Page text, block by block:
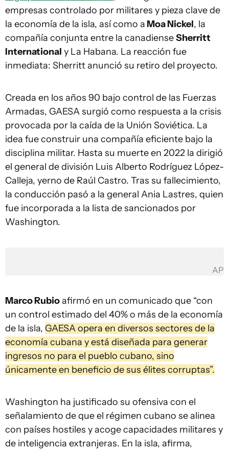
empresas controlado por militares y pieza clave de
la economía de la isla, así como a Moa Nickel, la
compañía conjunta entre la canadienseSherritt
International y La Habana. La reacción fue
inmediata: Sherritt anunció su retiro del proyecto.
Creada en los años 90 bajo control de las Fuerzas
Armadas, GAESA surgió como respuesta a la crisis
provocada por la caída de la Unión Soviética. La
idea fue construir una compañía eficiente bajo la
disciplina militar. Hasta su muerte en 2022 la dirigió
el general de división Luis Alberto Rodríguez López-
Calleja, yerno de Raúl Castro. Tras su fallecimiento,
la conducción pasó a la general Ania Lastres, quien
fue incorporada a la lista de sancionados por
Washington.
AP
Marco Rubioafirmó en un comunicado que “con
un control estimado del 40% o más de la economía
de la isla, GAESA opera en diversos sectores de la
economía cubana y está diseñada para generar
ingresos no para el pueblo cubano, sino
únicamente en beneficio de sus élites corruptas”.
Washington ha justificado su ofensiva con el
señalamiento de que el régimen cubano se alinea
con países hostiles y acoge capacidades militares y
de inteligencia extranjeras. En la isla, afirma,